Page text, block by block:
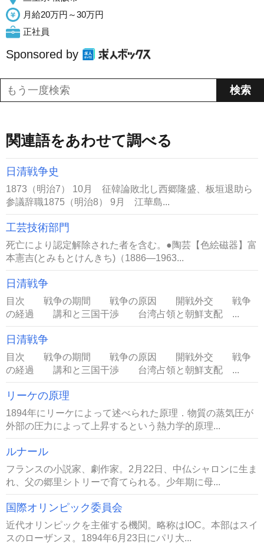
月給20万円～30万円
正社員
Sponsored by
関連語をあわせて調べる
日清戦争史
1873（明治7） 10月 征韓論敗北し西郷隆盛、板垣退助ら
参議辞職1875（明治8） 9月 江華島...
工芸技術部門
死亡により認定解除された者を含む。●陶芸【色絵磁器】富
本憲吉(とみもとけんきち)（1886―1963...
日清戦争
目次 戦争の期間 戦争の原因 開戦外交 戦争
の経過 講和と三国干渉 台湾占領と朝鮮支配 ...
日清戦争
目次 戦争の期間 戦争の原因 開戦外交 戦争
の経過 講和と三国干渉 台湾占領と朝鮮支配 ...
リーケの原理
1894年にリーケによって述べられた原理．物質の蒸気圧が
外部の圧力によって上昇するという熱力学的原理...
ルナール
フランスの小説家、劇作家。2月22日、中仏シャロンに生ま
れ、父の郷里シトリーで育てられる。少年期に母...
国際オリンピック委員会
近代オリンピックを主催する機関。略称はIOC。本部はスイ
スのローザンヌ。1894年6月23日にパリ大...